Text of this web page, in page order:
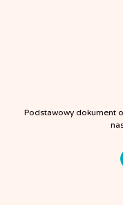
Podstawowy dokument